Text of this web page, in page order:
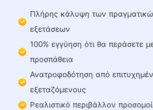
Πλήρης κάλυψη των
εξετάσεων
100% εγγύηση ότι θα περάσετε
προσπάθεια
Ανατροφοδότηση από
εξεταζόμενους
Ρεαλιστικό περιβάλλον